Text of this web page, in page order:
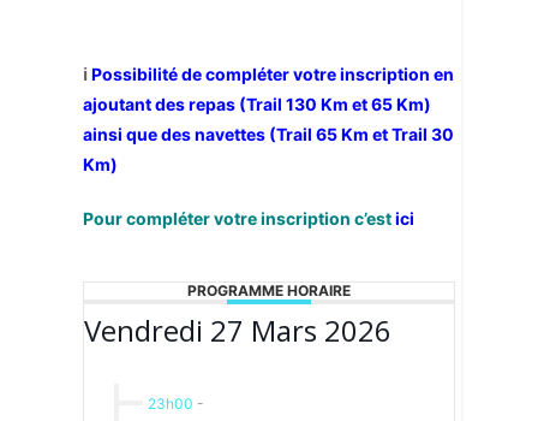
ℹ️Possibilité de compléter votre inscription en
ajoutant des repas (Trail 130 Km et 65 Km)
ainsi que des navettes (Trail 65 Km et Trail 30
Km)
Pour compléter votre inscription c’estici
PROGRAMME HORAIRE
Vendredi 27 Mars 2026
23h00 -